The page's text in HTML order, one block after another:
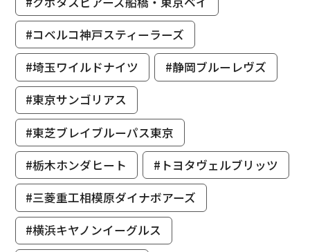
#コベルコ神戸スティーラーズ
#埼玉ワイルドナイツ
#静岡ブルーレヴズ
#東京サンゴリアス
#東芝ブレイブルーパス東京
#栃木ホンダヒート
#トヨタヴェルブリッツ
#三菱重工相模原ダイナボアーズ
#横浜キヤノンイーグルス